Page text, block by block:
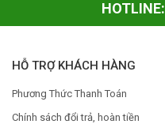
HỖ TRỢ KHÁCH HÀNG
Phương Thức Thanh Toán
Chính sách đổi trả, hoàn tiền